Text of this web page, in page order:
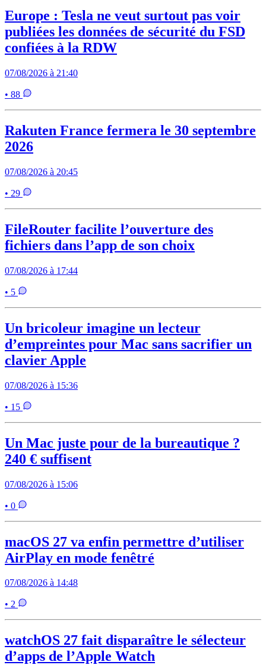
Europe : Tesla ne veut surtout pas voir
publiées les données de sécurité du FSD
confiées à la RDW
07/08/2026 à 21:40
• 88
Rakuten France fermera le 30 septembre
2026
07/08/2026 à 20:45
• 29
FileRouter facilite l’ouverture des
fichiers dans l’app de son choix
07/08/2026 à 17:44
• 5
Un bricoleur imagine un lecteur
d’empreintes pour Mac sans sacrifier un
clavier Apple
07/08/2026 à 15:36
• 15
Un Mac juste pour de la bureautique ?
240 € suffisent
07/08/2026 à 15:06
• 0
macOS 27 va enfin permettre d’utiliser
AirPlay en mode fenêtré
07/08/2026 à 14:48
• 2
watchOS 27 fait disparaître le sélecteur
d’apps de l’Apple Watch